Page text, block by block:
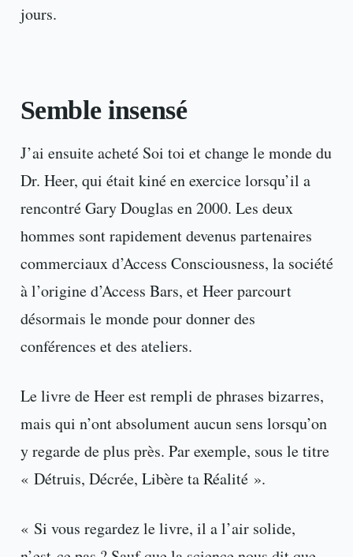
jours.
Semble insensé
J’ai ensuite acheté Soi toi et change le monde du
Dr. Heer, qui était kiné en exercice lorsqu’il a
rencontré Gary Douglas en 2000. Les deux
hommes sont rapidement devenus partenaires
commerciaux d’Access Consciousness, la société
à l’origine d’Access Bars, et Heer parcourt
désormais le monde pour donner des
conférences et des ateliers.
Le livre de Heer est rempli de phrases bizarres,
mais qui n’ont absolument aucun sens lorsqu’on
y regarde de plus près. Par exemple, sous le titre
« Détruis, Décrée, Libère ta Réalité ».
« Si vous regardez le livre, il a l’air solide,